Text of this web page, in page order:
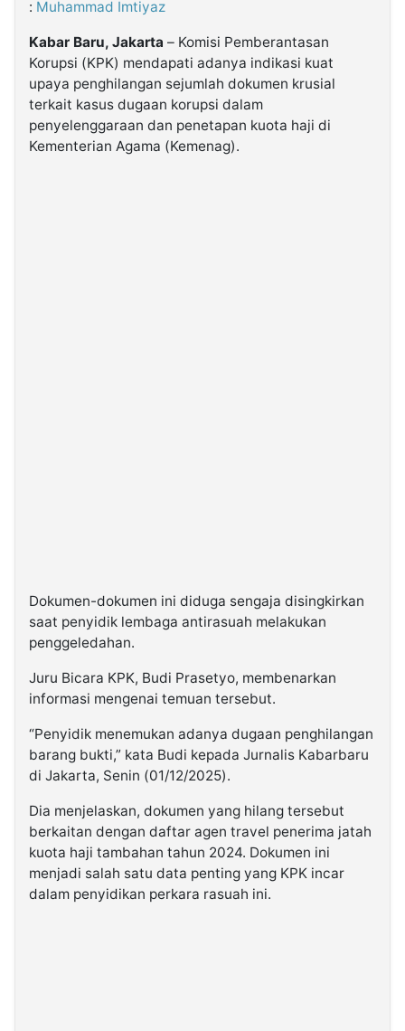
Kabarbaru.co
2026
: Muhammad Imtiyaz
Kabar Baru, Jakarta – Komisi Pemberantasan
Korupsi (KPK) mendapati adanya indikasi kuat
upaya penghilangan sejumlah dokumen krusial
terkait kasus dugaan korupsi dalam
penyelenggaraan dan penetapan kuota haji di
Kementerian Agama (Kemenag).
Dokumen-dokumen ini diduga sengaja disingkirkan
saat penyidik lembaga antirasuah melakukan
penggeledahan.
Juru Bicara KPK, Budi Prasetyo, membenarkan
informasi mengenai temuan tersebut.
“Penyidik menemukan adanya dugaan penghilangan
barang bukti,” kata Budi kepada Jurnalis Kabarbaru
di Jakarta, Senin (01/12/2025).
Dia menjelaskan, dokumen yang hilang tersebut
berkaitan dengan daftar agen travel penerima jatah
kuota haji tambahan tahun 2024. Dokumen ini
menjadi salah satu data penting yang KPK incar
dalam penyidikan perkara rasuah ini.